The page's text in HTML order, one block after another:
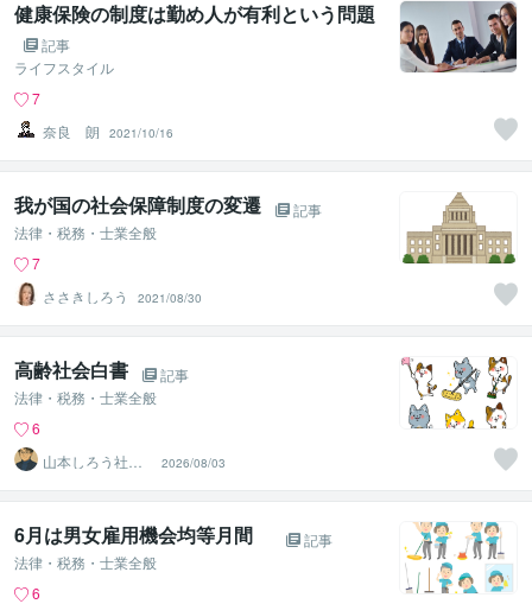
健康保険の制度は勤め人が有利という問題
記事
ライフスタイル
7
奈良 朗
2021/10/16
我が国の社会保障制度の変遷
記事
法律・税務・士業全般
7
ささきしろう
2021/08/30
高齢社会白書
記事
法律・税務・士業全般
6
山本しろう社労
士事務所
2026/08/03
6月は男女雇用機会均等月間
記事
法律・税務・士業全般
6